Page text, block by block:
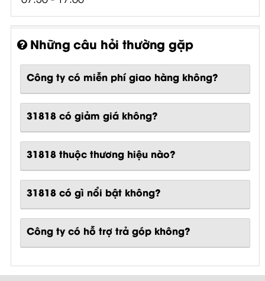
Những câu hỏi thường gặp
Công ty có miễn phí giao hàng không?
31818 có giảm giá không?
31818 thuộc thương hiệu nào?
31818có gì nổi bật không?
Công ty có hỗ trợ trả góp không?